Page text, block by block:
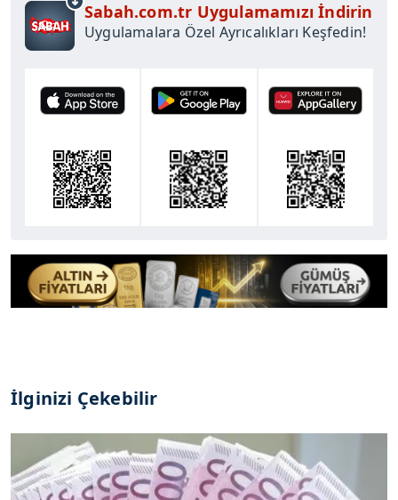
Sabah.com.tr Uygulamamızı İndirin
Uygulamalara Özel Ayrıcalıkları Keşfedin!
İlginizi Çekebilir